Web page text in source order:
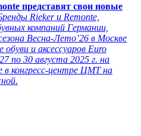
представят свои новые
Rieker и Remonte,
компаний Германии,
Весна-Лето’26 в Москве
и аксессуаров Euro
по 30 августа 2025 г. на
в конгресс-центре ЦМТ на